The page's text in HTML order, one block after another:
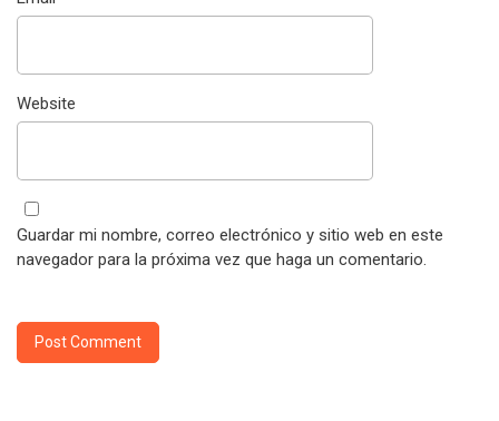
Website
Guardar mi nombre, correo electrónico y sitio web en este
navegador para la próxima vez que haga un comentario.